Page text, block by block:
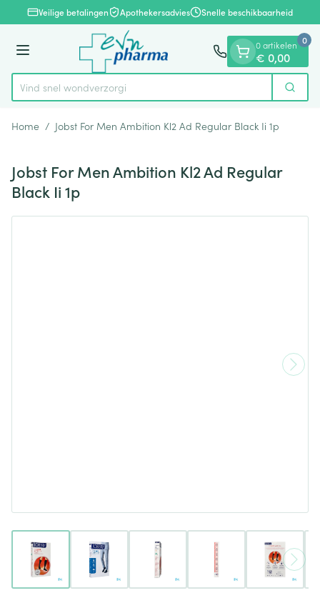
Ga naar de inhoud
1 van 1Veilige betalingen Apothekersadvies Snelle beschikbaarheid
Menu
Product, merk, categorie...
Vind snel wond Zoek
0 artikelen
€ 0,00
0
Home / Jobst For Men Ambition Kl2 Ad Regular Black Ii 1p
Jobst For Men Ambition Kl2 Ad Regular
Black Ii 1p
View larger imageView larger imageView larger imageView larger image
View